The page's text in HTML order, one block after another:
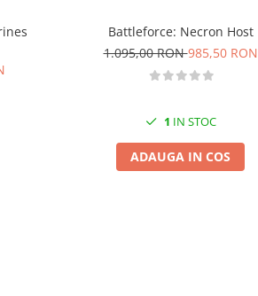
Battleforce: Necron Host
1.095,00 RON985,50 RON
1 IN STOC
ADAUGA IN COS